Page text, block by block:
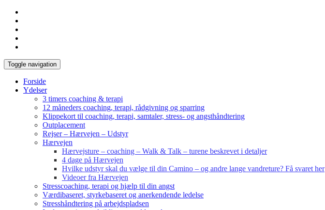
Toggle navigation
Forside
Ydelser
3 timers coaching & terapi
12 måneders coaching, terapi, rådgivning og sparring
Klippekort til coaching, terapi, samtaler, stress- og angsthåndtering
Outplacement
Rejser – Hærvejen – Udstyr
Hærvejen
Hærvejsture – coaching – Walk & Talk – turene beskrevet i detaljer
4 dage på Hærvejen
Hvilke udstyr skal du vælge til din Camino – og andre lange vandreture? Få svaret her
Videoer fra Hærvejen
Stresscoaching, terapi og hjælp til din angst
Værdibaseret, styrkebaseret og anerkendende ledelse
Stresshåndtering på arbejdspladsen